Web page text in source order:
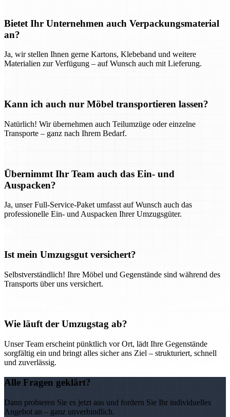
Bietet Ihr Unternehmen auch Verpackungsmaterial
an?
Ja, wir stellen Ihnen gerne Kartons, Klebeband und weitere
Materialien zur Verfügung – auf Wunsch auch mit Lieferung.
Kann ich auch nur Möbel transportieren lassen?
Natürlich! Wir übernehmen auch Teilumzüge oder einzelne
Transporte – ganz nach Ihrem Bedarf.
Übernimmt Ihr Team auch das Ein- und
Auspacken?
Ja, unser Full-Service-Paket umfasst auf Wunsch auch das
professionelle Ein- und Auspacken Ihrer Umzugsgüter.
Ist mein Umzugsgut versichert?
Selbstverständlich! Ihre Möbel und Gegenstände sind während des
Transports über uns versichert.
Wie läuft der Umzugstag ab?
Unser Team erscheint pünktlich vor Ort, lädt Ihre Gegenstände
sorgfältig ein und bringt alles sicher ans Ziel – strukturiert, schnell
und zuverlässig.
Alle Fragen geklärt?
Dann probieren Sie es jetzt aus und fordern Sie Ihr individuelles
Angebot an – ganz unverbindlich.